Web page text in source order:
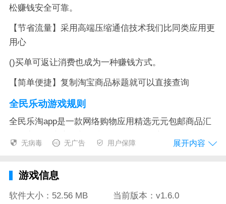
松赚钱安全可靠。
【节省流量】采用高端压缩通信技术我们比同类应用更
用心
()买单可返让消费也成为一种赚钱方式。
【简单便捷】复制淘宝商品标题就可以直接查询
全民乐动游戏规则
全民乐淘app是一款网络购物应用精选元元包邮商品汇
物体验。
中奖了第一时间填上地址更快速完成操作即可更快的收
无病毒 无广告 用户保障 展开内容
游戏信息
软件大小：52.56 MB
当前版本：v1.6.0